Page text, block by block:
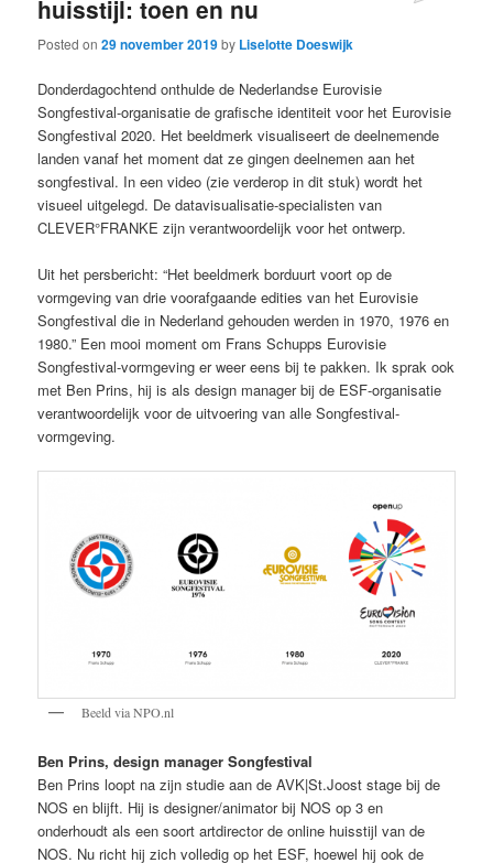
huisstijl: toen en nu
Posted on29 november 2019by Liselotte Doeswijk
Donderdagochtend onthulde de Nederlandse Eurovisie
Songfestival-organisatie de grafische identiteit voor het Eurovisie
Songfestival 2020. Het beeldmerk visualiseert de deelnemende
landen vanaf het moment dat ze gingen deelnemen aan het
songfestival. In een video (zie verderop in dit stuk) wordt het
visueel uitgelegd. De datavisualisatie-specialisten van
CLEVER°FRANKE zijn verantwoordelijk voor het ontwerp.
Uit het persbericht: “Het beeldmerk borduurt voort op de
vormgeving van drie voorafgaande edities van het Eurovisie
Songfestival die in Nederland gehouden werden in 1970, 1976 en
1980.” Een mooi moment om Frans Schupps Eurovisie
Songfestival-vormgeving er weer eens bij te pakken. Ik sprak ook
met Ben Prins, hij is als design manager bij de ESF-organisatie
verantwoordelijk voor de uitvoering van alle Songfestival-
vormgeving.
Beeld via NPO.nl
Ben Prins, design manager Songfestival
Ben Prins loopt na zijn studie aan de AVK|St.Joost stage bij de
NOS en blijft. Hij is designer/animator bij NOS op 3 en
onderhoudt als een soort artdirector de online huisstijl van de
NOS. Nu richt hij zich volledig op het ESF, hoewel hij ook de